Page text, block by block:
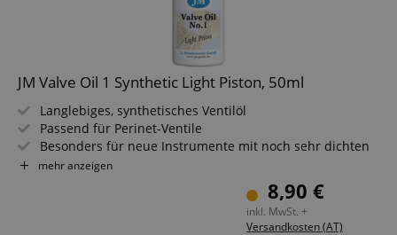
JM Valve Oil 1 Synthetic Light Piston, 50ml
Langlebiges, synthetisches Ventilöl
Passend für Perinet-Ventile
Besonders für neue Instrumente mit noch sehr dichten
Ventilen entwickelt
Schützt vor Verschleiß / Korrosion & Ablagerungen
mehr anzeigen
8,90 €
inkl. MwSt. +
Versandkosten (AT)